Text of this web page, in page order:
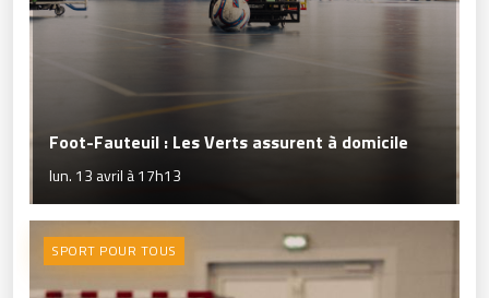
Foot-Fauteuil : Les Verts assurent à domicile
lun. 13 avril à 17h13
SPORT POUR TOUS